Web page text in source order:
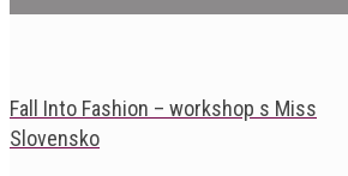
Fall Into Fashion – workshop s Miss
Slovensko